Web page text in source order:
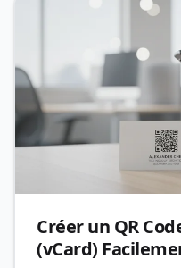
Créer un QR
(vCard)